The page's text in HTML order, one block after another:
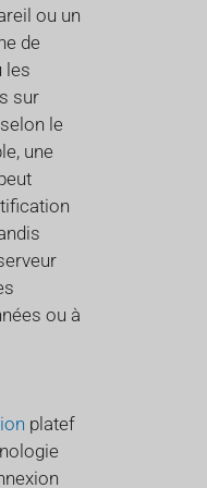
ou un
de
les
sur
le
une
ou à
platef